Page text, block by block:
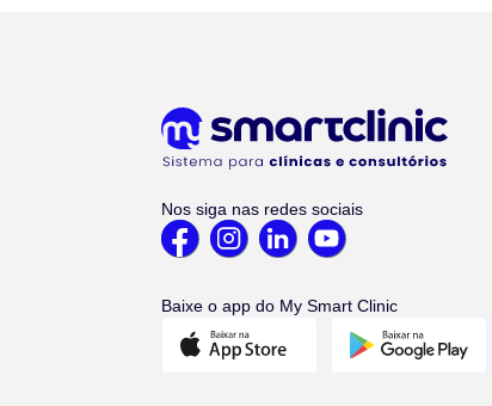
Nos siga nas redes sociais
Baixe o app do My Smart Clinic